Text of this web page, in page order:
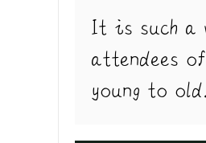
It is such a
attendees
young to old.